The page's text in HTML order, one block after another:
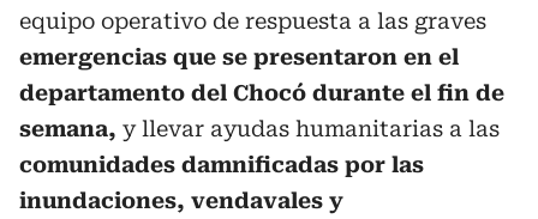
equipo operativo de respuesta a las graves
emergencias que se presentaron en el
departamento del Chocó durante el fin de
semana, y llevar ayudas humanitarias a las
comunidades damnificadas por las
inundaciones, vendavales y